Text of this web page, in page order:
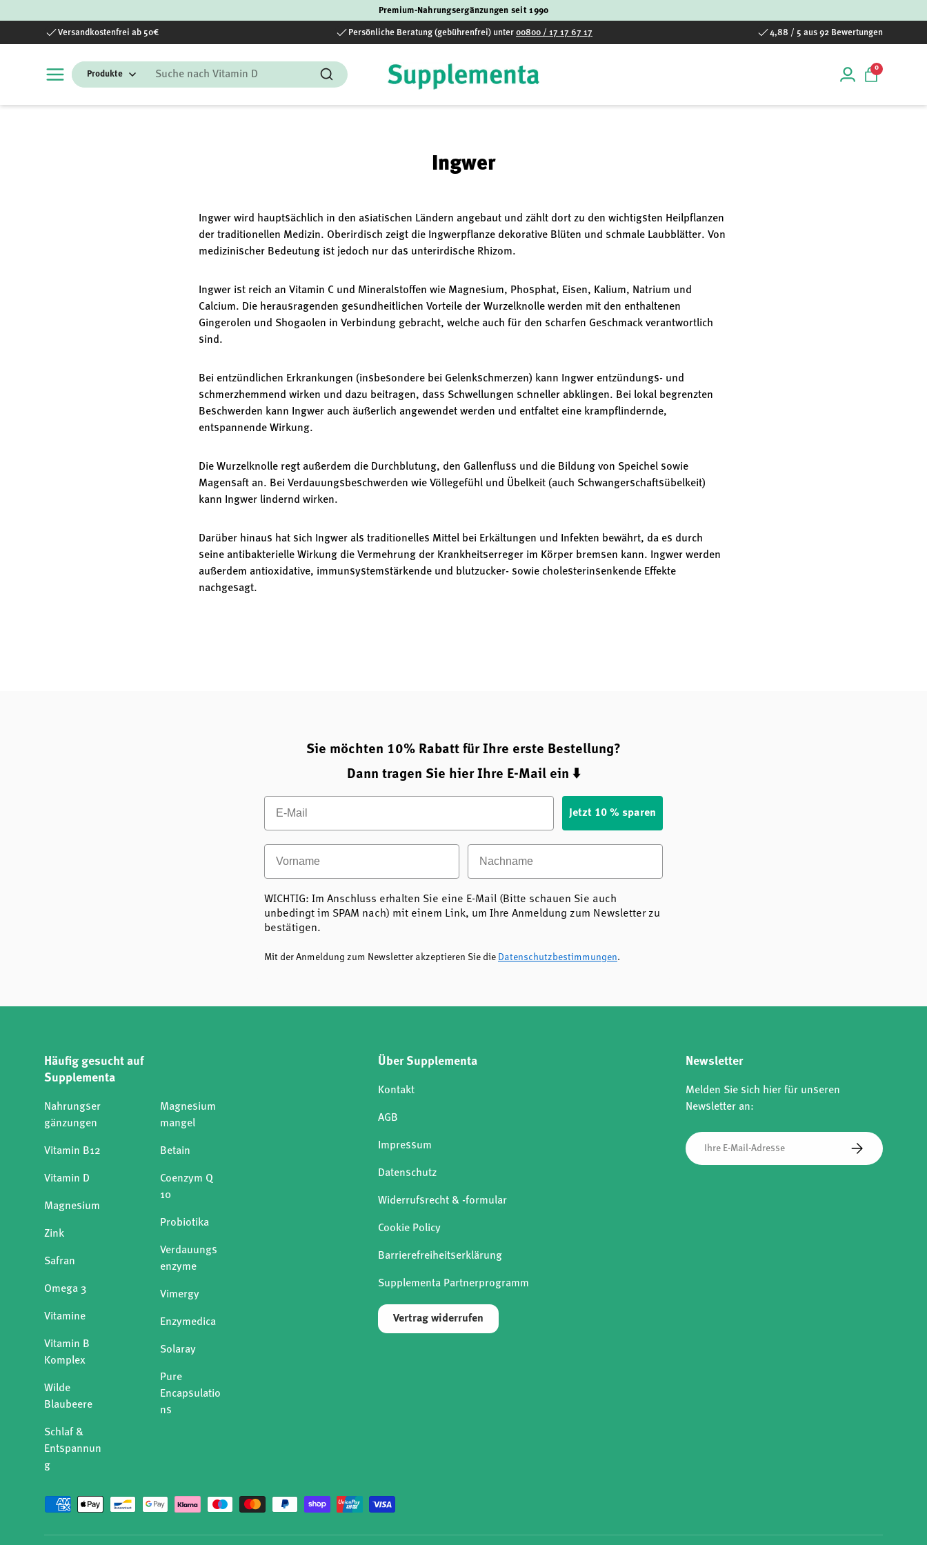
Direkt zum Inhalt
Premium-Nahrungsergänzungen seit 1990
Versandkostenfrei ab 50€ Persönliche Beratung (gebührenfrei) unter 00800 / 17 17 67 17 4,88 / 5 aus 92 Bewertungen
Suchen
Suchen Einloggen
00 Artikel
Ingwer
Ingwer wird hauptsächlich in den asiatischen Ländern angebaut und zählt dort zu den wichtigsten Heilpflanzen
der traditionellen Medizin. Oberirdisch zeigt die Ingwerpflanze dekorative Blüten und schmale Laubblätter. Von
medizinischer Bedeutung ist jedoch nur das unterirdische Rhizom.
Ingwer ist reich an Vitamin C und Mineralstoffen wie Magnesium, Phosphat, Eisen, Kalium, Natrium und
Calcium. Die herausragenden gesundheitlichen Vorteile der Wurzelknolle werden mit den enthaltenen
Gingerolen und Shogaolen in Verbindung gebracht, welche auch für den scharfen Geschmack verantwortlich
sind.
Bei entzündlichen Erkrankungen (insbesondere bei Gelenkschmerzen) kann Ingwer entzündungs- und
schmerzhemmend wirken und dazu beitragen, dass Schwellungen schneller abklingen. Bei lokal begrenzten
Beschwerden kann Ingwer auch äußerlich angewendet werden und entfaltet eine krampflindernde,
entspannende Wirkung.
Die Wurzelknolle regt außerdem die Durchblutung, den Gallenfluss und die Bildung von Speichel sowie
Magensaft an. Bei Verdauungsbeschwerden wie Völlegefühl und Übelkeit (auch Schwangerschaftsübelkeit)
kann Ingwer lindernd wirken.
Darüber hinaus hat sich Ingwer als traditionelles Mittel bei Erkältungen und Infekten bewährt, da es durch
seine antibakterielle Wirkung die Vermehrung der Krankheitserreger im Körper bremsen kann. Ingwer werden
außerdem antioxidative, immunsystemstärkende und blutzucker- sowie cholesterinsenkende Effekte
nachgesagt.
Sie möchten 10% Rabatt für Ihre erste Bestellung?
Dann tragen Sie hier Ihre E-Mail ein ⬇️
Email
Jetzt 10 % sparen
Vorname Nachname
WICHTIG: Im Anschluss erhalten Sie eine E-Mail (Bitte schauen Sie auch
unbedingt im SPAM nach) mit einem Link, um Ihre Anmeldung zum Newsletter zu
bestätigen.
Mit der Anmeldung zum Newsletter akzeptieren Sie die Datenschutzbestimmungen.
Häufig gesucht auf
Supplementa
Nahrungser
gänzungen
Vitamin B12
Vitamin D
Magnesium
Zink
Safran
Omega 3
Vitamine
Vitamin B
Komplex
Wilde
Blaubeere
Schlaf &
Entspannun
g
Magnesium
mangel
Betain
Coenzym Q
10
Probiotika
Verdauungs
enzyme
Vimergy
Enzymedica
Solaray
Pure
Encapsulatio
ns
Über Supplementa
Kontakt
AGB
Impressum
Datenschutz
Widerrufsrecht & -formular
Cookie Policy
Barrierefreiheitserklärung
Supplementa Partnerprogramm
Vertrag widerrufen
Newsletter
Melden Sie sich hier für unseren
Newsletter an:
E-Mail
Abonnieren
Zahlungsmethoden